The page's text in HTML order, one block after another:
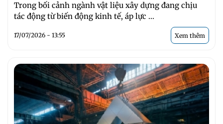
Trong bối cảnh ngành vật liệu xây dựng đang chịu
tác động từ biến động kinh tế, áp lực ...
17/07/2026 - 13:55 Xem thêm